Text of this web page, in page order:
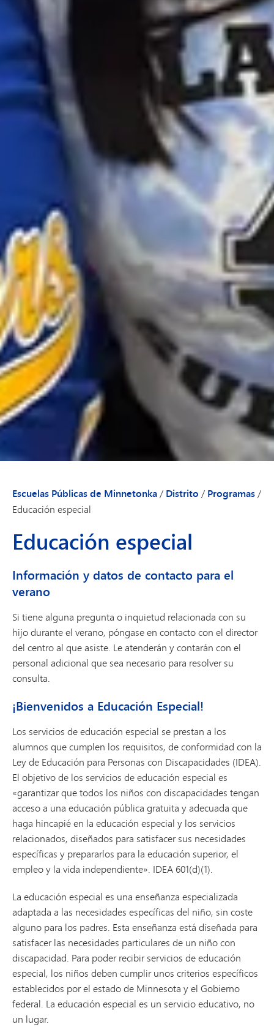
Escuelas Públicas de Minnetonka/ Distrito / Programas/
Educación especial
Educación especial
Información y datos de contacto para el
verano
Si tiene alguna pregunta o inquietud relacionada con su
hijo durante el verano, póngase en contacto con el director
del centro al que asiste. Le atenderán y contarán con el
personal adicional que sea necesario para resolver su
consulta.
¡Bienvenidos a Educación Especial!
Los servicios de educación especial se prestan a los
alumnos que cumplen los requisitos, de conformidad con la
Ley de Educación para Personas con Discapacidades (IDEA).
El objetivo de los servicios de educación especial es
«garantizar que todos los niños con discapacidades tengan
acceso a una educación pública gratuita y adecuada que
haga hincapié en la educación especial y los servicios
relacionados, diseñados para satisfacer sus necesidades
específicas y prepararlos para la educación superior, el
empleo y la vida independiente». IDEA 601(d)(1).
La educación especial es una enseñanza especializada
adaptada a las necesidades específicas del niño, sin coste
alguno para los padres. Esta enseñanza está diseñada para
satisfacer las necesidades particulares de un niño con
discapacidad. Para poder recibir servicios de educación
especial, los niños deben cumplir unos criterios específicos
establecidos por el estado de Minnesota y el Gobierno
federal. La educación especial es un servicio educativo, no
un lugar.